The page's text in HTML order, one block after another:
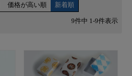
価格が高い順 新着順
9件中 1 -9件表示